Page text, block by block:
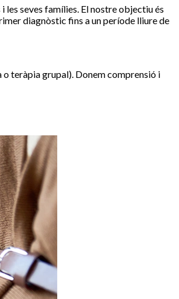
seves famílies. El nostre objectiu és
diagnòstic fins a un període lliure de
teràpia grupal). Donem comprensió i